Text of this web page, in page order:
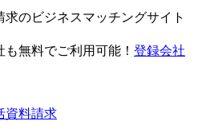
のビジネスマッチングサイト
無料でご利用可能！ 登録会社